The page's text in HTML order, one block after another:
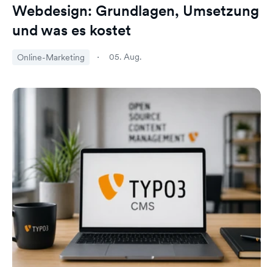
Webdesign: Grundlagen, Umsetzung
und was es kostet
Online-Marketing 05. Aug.